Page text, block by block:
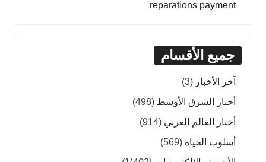
reparations payment
جميع الأقسام
آخر الأخبار (3)
أخبار الشرق الأوسط (498)
أخبار العالم العربي (914)
أسلوب الحياة (569)